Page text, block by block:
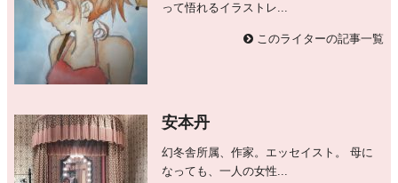
って悟れるイラストレ...
このライターの記事一覧
安本丹
幻冬舎所属、作家。エッセイスト。 母に
なっても、一人の女性...